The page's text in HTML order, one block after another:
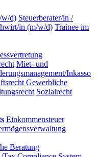
w/d) Steuerberater/in /
in (m/w/d) Trainee im
Miet- und
Inkasso
Gewerbliche
Sozialrecht
Einkommensteuer
Beratung